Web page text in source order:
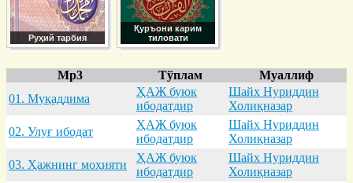
Руҳий тарбия
Қуръони карим
тиловати
Mp3 Тўплам
Муаллиф
01. Муқaддимa
ҲАЖ буюк
ибодатдир
Шайх Нуриддин
Холиқназар
02. Улуғ ибодaт
ҲАЖ буюк
ибодатдир
Шайх Нуриддин
Холиқназар
03. Ҳaжнинг моҳияти
ҲАЖ буюк
ибодатдир
Шайх Нуриддин
Холиқназар